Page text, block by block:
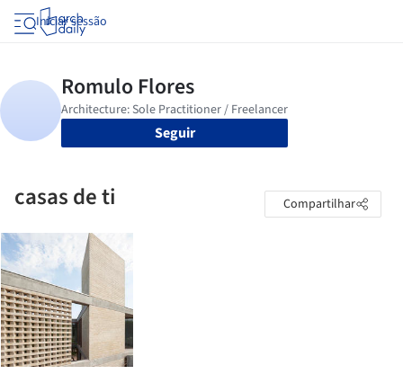
Iniciar sessão
Seguir
casas de ti Compartilhar